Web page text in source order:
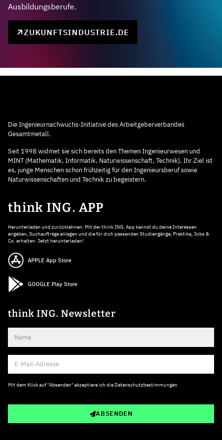
Ausbildungsberufe.
ZUKUNFTSINDUSTRIE.DE
Die Ingenieurnachwuchs-Initiative des Arbeitgeberverbandes
Gesamtmetall.
Seit 1998 widmet sie sich bereits den Themen Ingenieurwesen und
MINT (Mathematik, Informatik, Naturwissenschaft, Technik). Ihr Ziel ist
es, junge Menschen schon frühzeitig für den Ingenieursberuf sowie
Naturwissenschaften und Technik zu begeistern.
think ING. APP
Herunterladen und zurücklehnen: Mit der think ING. App kannst du deine Interessen
angeben, Suchaufträge anlegen und die für dich passenden Studiengänge, Praktika, Jobs &
Co. erhalten. Jetzt herunterladen!
APPLE App Store
GOOGLE Play Store
think ING. Newsletter
Mit dem Klick auf "Absenden" akzeptiere ich die Datenschutzbestimmungen
ABSENDEN